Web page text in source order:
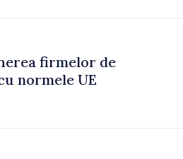
firmelor de
normele UE